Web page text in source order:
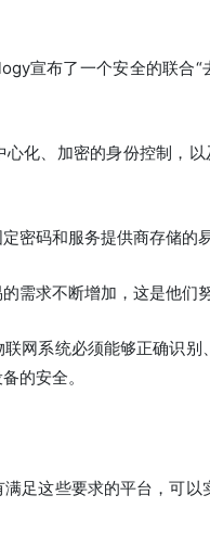
宣布了一个安全的联合“
化、加密的身份控制，
密码和服务提供商存储的
需求不断增加，这是他们
网系统必须能够正确识别
的安全。
足这些要求的平台，可